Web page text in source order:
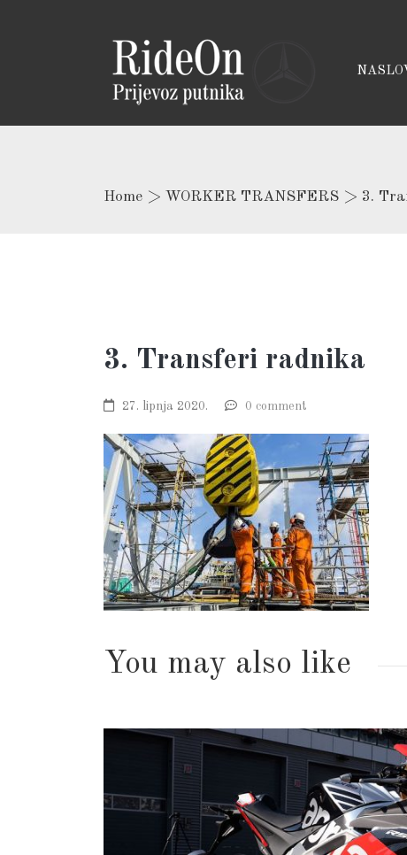
Home > WORKER TRANSFERS > 3.
3. Transferi radnika
27. lipnja 2020. 0 comment
You may also like